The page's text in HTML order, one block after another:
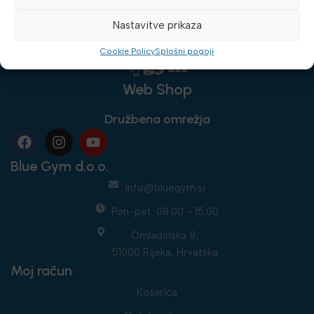
Nastavitve prikaza
Cookie PolicySplošni pogoji
Web Shop
Družbena omrežja
Blue Gym d.o.o.
info@bluegym.si
Pon-pet: 08:00 - 15:00
Omladinska 8,
51000 Rijeka, Hrvatska
Moj račun
Košarica